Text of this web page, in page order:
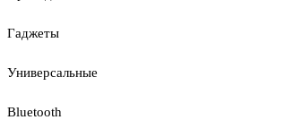
Гаджеты
Универсальные
Bluetooth